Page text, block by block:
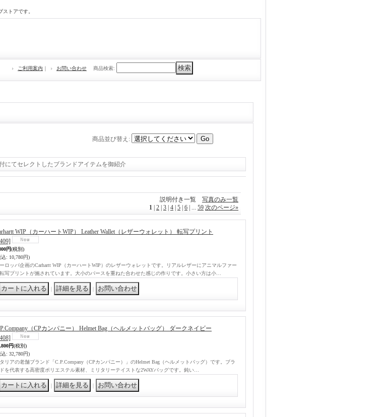
トアです。
ご利用案内 ｜ お問い合わせ 商品検索:
商品並び替え :
にてセレクトしたブランドアイテムを御紹介
説明付き一覧 写真のみ一覧
1 2 3 4 5 6 ... 59 次のページ»
WIP（カーハートWIP） Leather Wallet（レザーウォレット） 転写プリント
円(税別)
込: 10,780円)
ロッパ企画のCarhartt WIP（カーハートWIP）のレザーウォレットです。リアルレザーにアニマルファー
写プリントが施されています。大小のパースを重ねた合わせた感じの作りです。小さい方は小…
（CPカンパニー） Helmet Bag（ヘルメットバッグ） ダークネイビー
円(税別)
込: 32,780円)
リアの老舗ブランド「C.P.Company（CPカンパニー）」のHelmet Bag（ヘルメットバッグ）です。ブラ
を代表する高密度ポリエステル素材、ミリタリーテイストな2WAYバッグです。鈍い…